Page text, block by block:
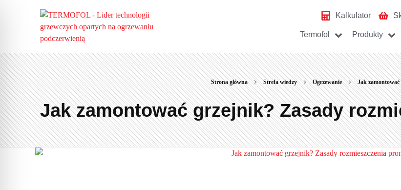
Kalkulator
Termofol Produkty
Strona główna Strefa wiedzy Ogrzewanie Jak
Jak zamontować grzejnik? Zasady